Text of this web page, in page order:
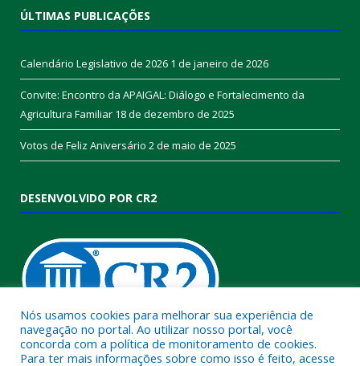
ÚLTIMAS PUBLICAÇÕES
Calendário Legislativo de 2026 1 de janeiro de 2026
Convite: Encontro da APAIGAL: Diálogo e Fortalecimento da
Agricultura Familiar 18 de dezembro de 2025
Votos de Feliz Aniversário 2 de maio de 2025
DESENVOLVIDO POR CR2
Muito mais quecriar siteousistema para prefeituras!
Nós usamos cookies para melhorar sua experiência de
navegação no portal. Ao utilizar nosso portal, você
concorda com a política de monitoramento de cookies.
Para ter mais informações sobre como isso é feito, acesse